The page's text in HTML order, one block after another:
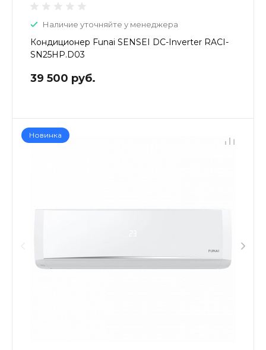
Наличие уточняйте у менеджера
Кондиционер Funai SENSEI DC-Inverter RACI-
SN25HP.D03
39 500 руб.
Новинка